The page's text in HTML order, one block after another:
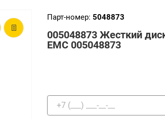
Парт-номер: 5048873
005048873 Жесткий
EMC 005048873